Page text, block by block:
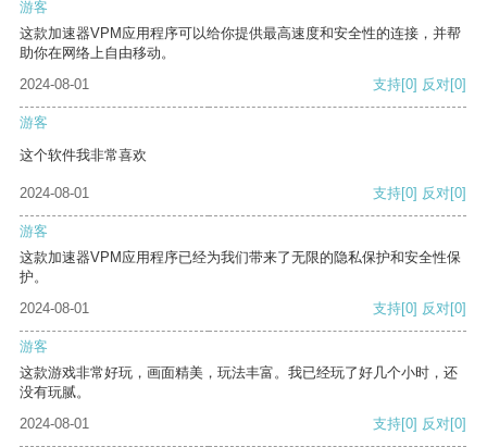
游客
这款加速器VPM应用程序可以给你提供最高速度和安全性的连接，并帮
助你在网络上自由移动。
2024-08-01
支持[0] 反对[0]
游客
这个软件我非常喜欢
2024-08-01 支持[0] 反对[0]
游客
这款加速器VPM应用程序已经为我们带来了无限的隐私保护和安全性保
护。
2024-08-01
支持[0] 反对[0]
游客
这款游戏非常好玩，画面精美，玩法丰富。我已经玩了好几个小时，还
没有玩腻。
2024-08-01
支持[0] 反对[0]